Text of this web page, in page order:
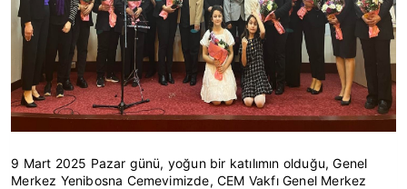
9 Mart 2025 Pazar günü, yoğun bir katılımın olduğu, Genel
Merkez Yenibosna Cemevimizde, CEM Vakfı Genel Merkez